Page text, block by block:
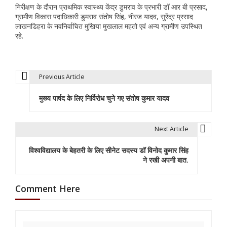
निरीक्षण के दौरान प्राथमिक स्वास्थ्य केंद्र डुमराव के प्रभारी डॉ आर बी प्रसाद,
ग्रामीण विकास पदाधिकारी डुमराव संतोष सिंह, नीरज यादव, सुरेंद्र प्रसाद
लाखनडिहरा के नवनिर्वाचित मुखिया मुखलाल महतो एवं अन्य ग्रामीण उपस्थित
रहे.
v
Previous Article
मुख्य पार्षद के लिए निर्विरोध चुने गए संतोष कुमार यादव
Next Article
विश्वविद्यालय के बेहतरी के लिए सीनेट सदस्य डॉ विनोद कुमार सिंह
ने रखी अपनी बात.
Comment Here